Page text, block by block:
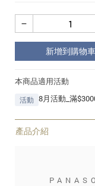
−
新增到購物車
本商品適用活動
活動 8月活動_滿
產品介紹